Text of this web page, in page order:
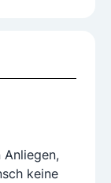
Anliegen,
keine